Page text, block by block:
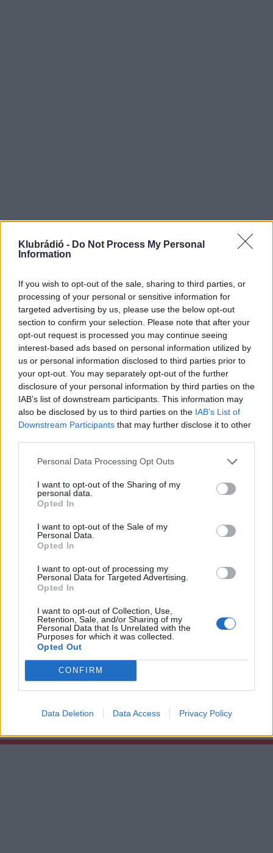
Klubrádió - Do Not Process My Personal
Information
If you wish to opt-out of the sale, sharing to third parties, or
processing of your personal or sensitive information for
targeted advertising by us, please use the below opt-out
section to confirm your selection. Please note that after your
opt-out request is processed you may continue seeing
interest-based ads based on personal information utilized by
us or personal information disclosed to third parties prior to
your opt-out. You may separately opt-out of the further
disclosure of your personal information by third parties on the
IAB’s list of downstream participants. This information may
also be disclosed by us to third parties on the IAB’s List of
Downstream Participants that may further disclose it to other
Personal Data Processing Opt Outs
I want to opt-out of the Sharing of my
personal data.
Opted In
I want to opt-out of the Sale of my
Personal Data.
Opted In
I want to opt-out of processing my
Personal Data for Targeted Advertising.
Opted In
I want to opt-out of Collection, Use,
Retention, Sale, and/or Sharing of my
Personal Data that Is Unrelated with the
Purposes for which it was collected.
Opted Out
CONFIRM
Data Deletion Data Access Privacy Policy
Ötös
Ötösben
2023. augusztus 19.08:48
Szeptember végéig Gálvölgyi János szerepében Beregi Péter. A
műsor vendége legutóbb Polgár Judit sakkozó volt. A második
órában Bóta Gábor színházkritikai rovatát hallhatták, valamint
Ámon Heni gasztroblogger ajánlott különleges recepteket.
Nőiegyüttható és átjutás a holtponton
2023. augusztus 02.
túllépni azon, ha az életünk egész másfelé fordult, mint szerettük
volna? A második felében pedig olyan nők kerültek középpontba,
10 órától!